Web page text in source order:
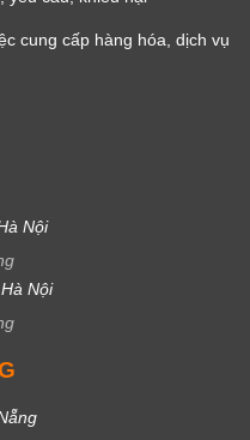
cung cấp hàng hóa, dịch vụ
Nội
Nội